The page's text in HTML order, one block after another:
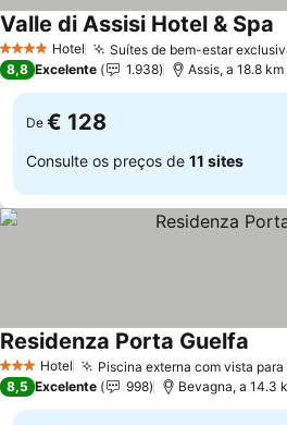
4 EstrelasHotel Suítes de bem-estar
Valle di Assisi Hotel & Spa
8,8 Excelente 1.938 Assis, a 18.8
De € 128
Consulte os preços de 11 sites
3 EstrelasHotel Piscina externa com vista
Residenza Porta Guelfa
8,5 Excelente 998 Bevagna, a 14.3